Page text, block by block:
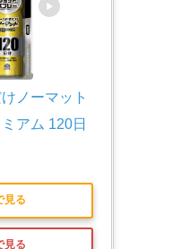
ノーマット
アム 120日
見る
見る